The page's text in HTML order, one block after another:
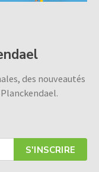
des nouveautés
S'INSCRIRE